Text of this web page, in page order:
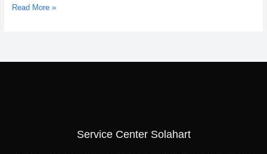
Read More »
Service Center Solahart